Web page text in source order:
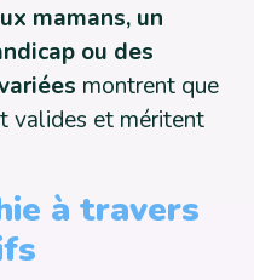
mamans, un
ou des
montrent que
valides et méritent
à travers